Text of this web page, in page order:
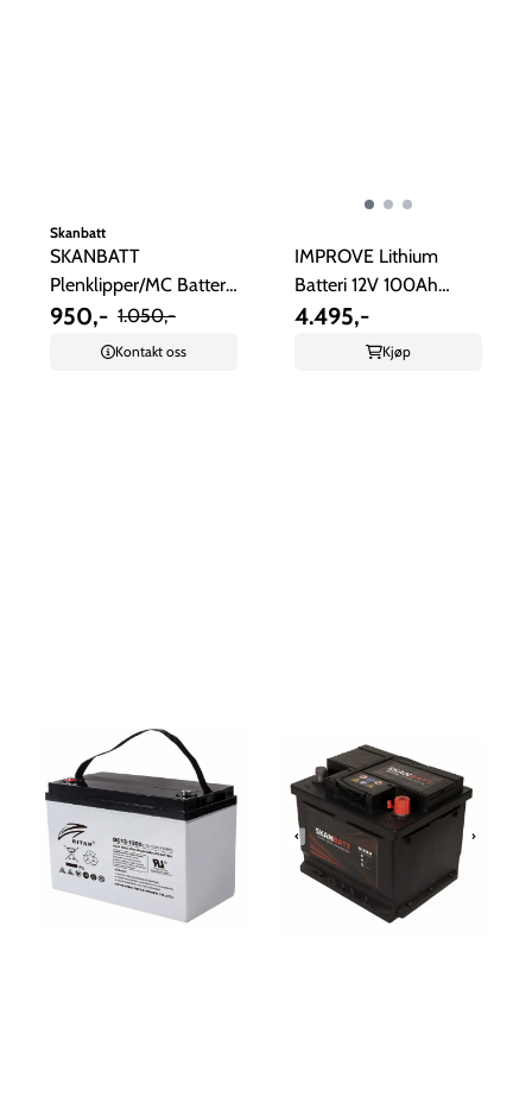
Skanbatt
SKANBATT
Plenklipper/MC Batteri
12V 28AH 240CCA
950,- 1.050,-
Kontakt oss
IMPROVE Lithium
Batteri 12V 100Ah
(LiFePO4) BMS ...
4.495,-
Kjøp